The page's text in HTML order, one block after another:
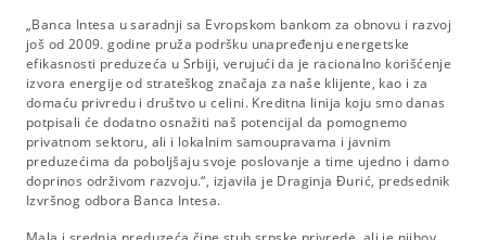
„Banca Intesa u saradnji sa Evropskom bankom za obnovu i razvoj
još od 2009. godine pruža podršku unapređenju energetske
efikasnosti preduzeća u Srbiji, verujući da je racionalno korišćenje
izvora energije od strateškog značaja za naše klijente, kao i za
domaću privredu i društvo u celini. Kreditna linija koju smo danas
potpisali će dodatno osnažiti naš potencijal da pomognemo
privatnom sektoru, ali i lokalnim samoupravama i javnim
preduzećima da poboljšaju svoje poslovanje a time ujedno i damo
doprinos održivom razvoju.“, izjavila je Draginja Đurić, predsednik
Izvršnog odbora Banca Intesa.